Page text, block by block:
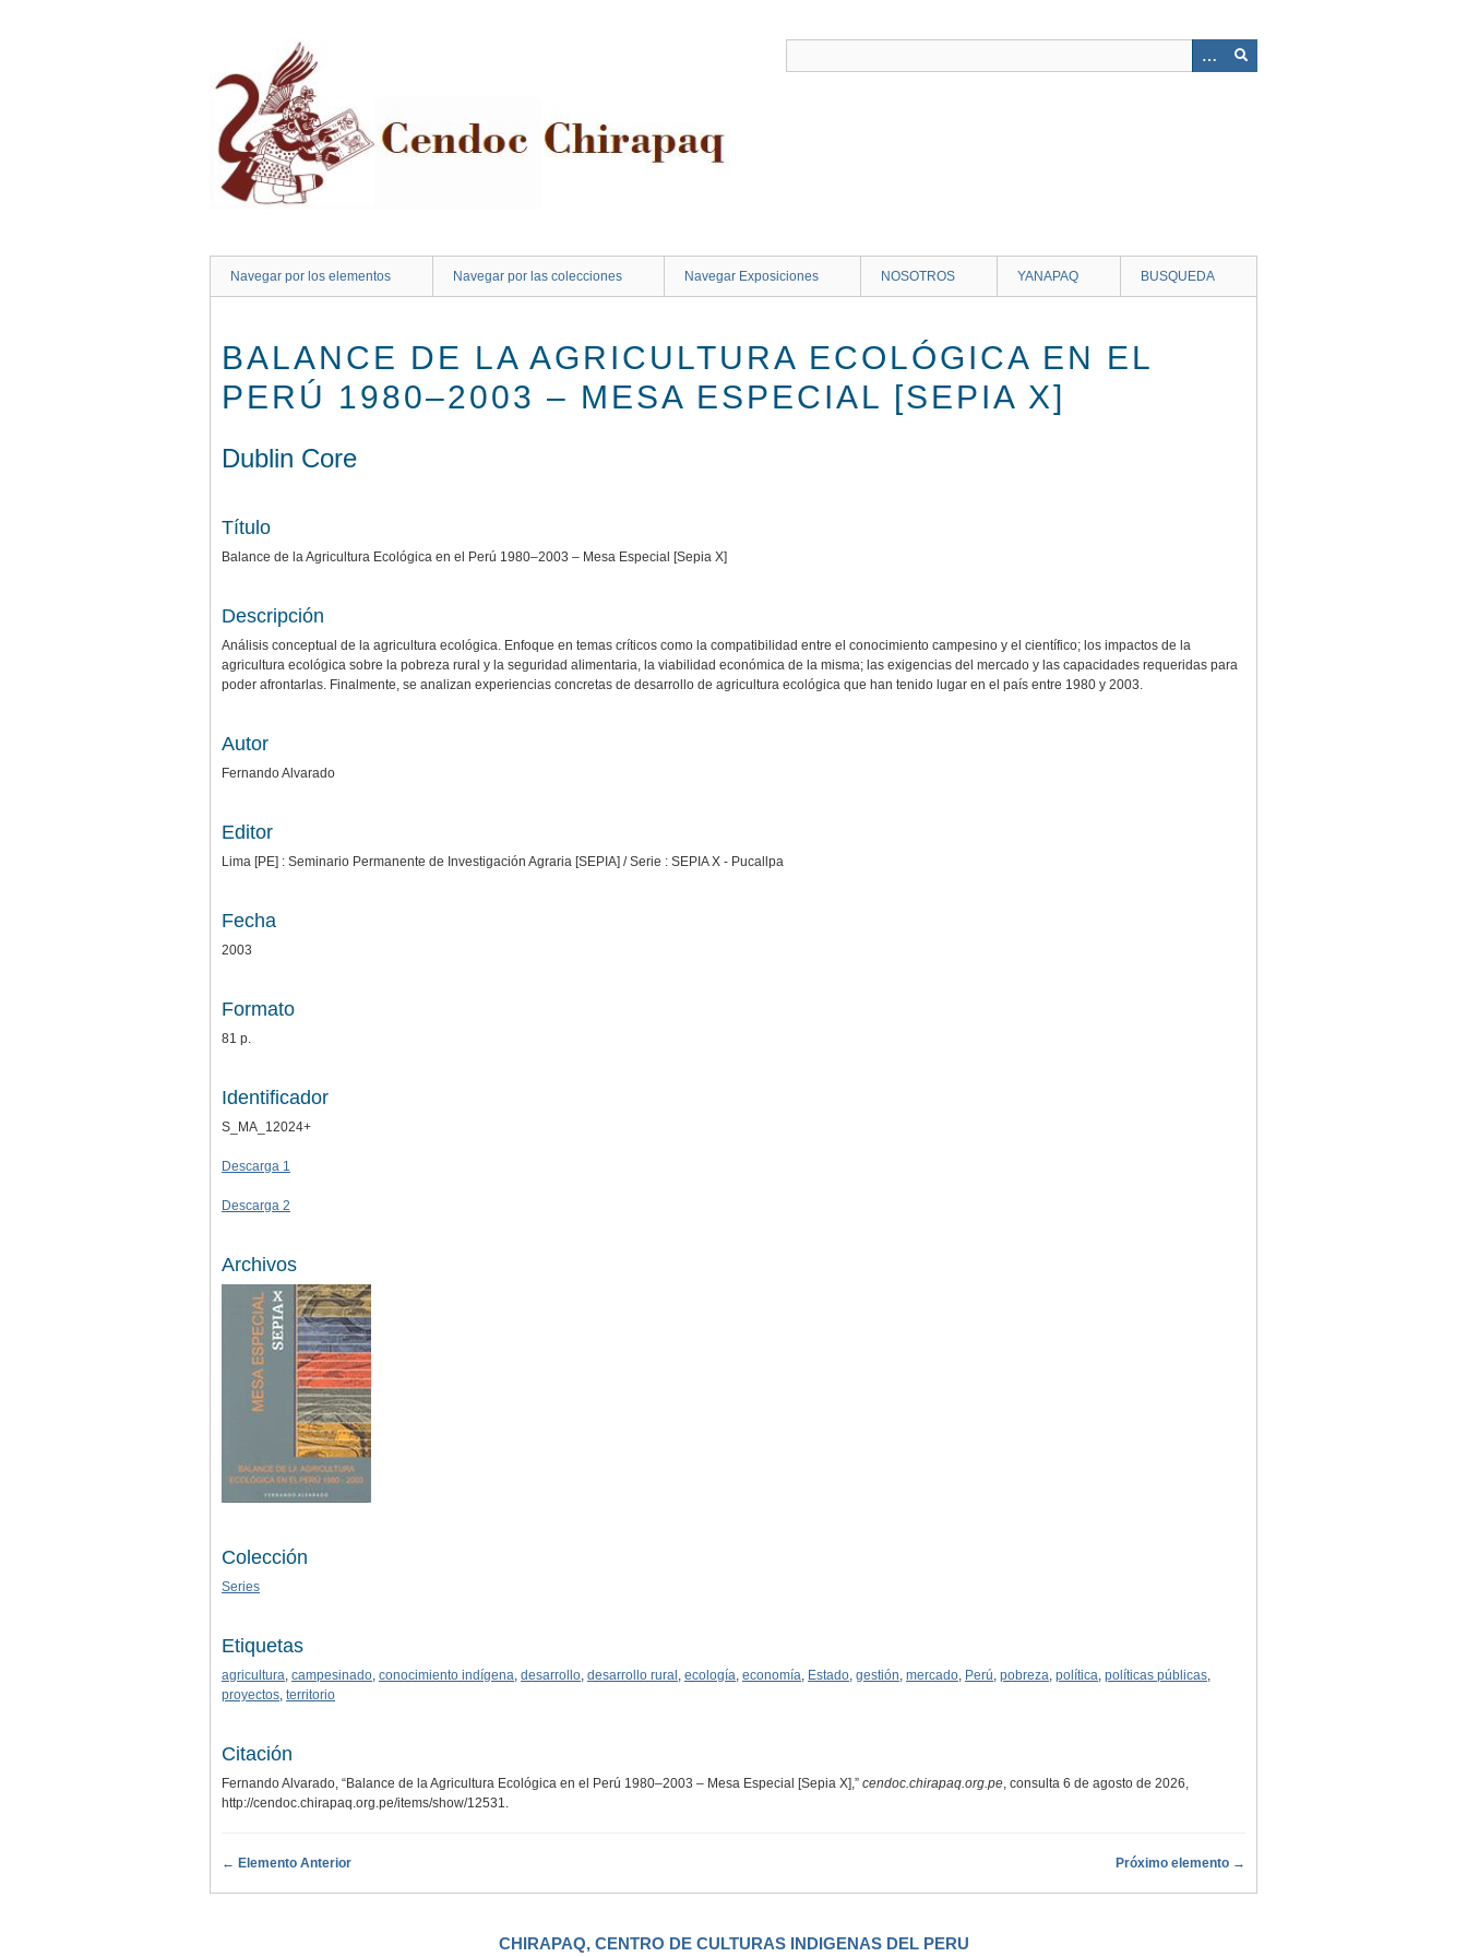
Navegar por los elementos Navegar por las colecciones Navegar Exposiciones NOSOTROS YANAPAQ BUSQUEDA
BALANCE DE LA AGRICULTURA ECOLÓGICA EN EL
PERÚ 1980–2003 – MESA ESPECIAL [SEPIA X]
Dublin Core
Título
Balance de la Agricultura Ecológica en el Perú 1980–2003 – Mesa Especial [Sepia X]
Descripción
Análisis conceptual de la agricultura ecológica. Enfoque en temas críticos como la compatibilidad entre el conocimiento campesino y el científico; los impactos de la
agricultura ecológica sobre la pobreza rural y la seguridad alimentaria, la viabilidad económica de la misma; las exigencias del mercado y las capacidades requeridas para
poder afrontarlas. Finalmente, se analizan experiencias concretas de desarrollo de agricultura ecológica que han tenido lugar en el país entre 1980 y 2003.
Autor
Fernando Alvarado
Editor
Lima [PE] : Seminario Permanente de Investigación Agraria [SEPIA] / Serie : SEPIA X - Pucallpa
Fecha
2003
Formato
81 p.
Identificador
S_MA_12024+
Descarga 1
Descarga 2
Archivos
Colección
Series
Etiquetas
agricultura campesinado conocimiento indígena desarrollo desarrollo rural ecología economía Estado gestión mercado Perú pobreza política políticas públicas
proyectos territorio
Citación
Fernando Alvarado, “Balance de la Agricultura Ecológica en el Perú 1980–2003 – Mesa Especial [Sepia X],” cendoc.chirapaq.org.pe , consulta 6 de agosto de 2026,
http://cendoc.chirapaq.org.pe/items/show/12531
← Elemento Anterior Próximo elemento →
CHIRAPAQ, CENTRO DE CULTURAS INDIGENAS DEL PERU